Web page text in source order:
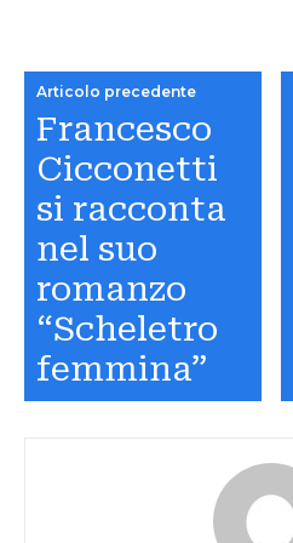
Articolo precedente
Francesco
Cicconetti
si racconta
nel suo
romanzo
“Scheletro
femmina”